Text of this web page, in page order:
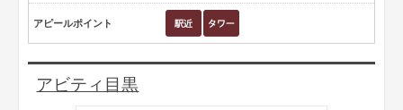
アピールポイント
アビティ目黒